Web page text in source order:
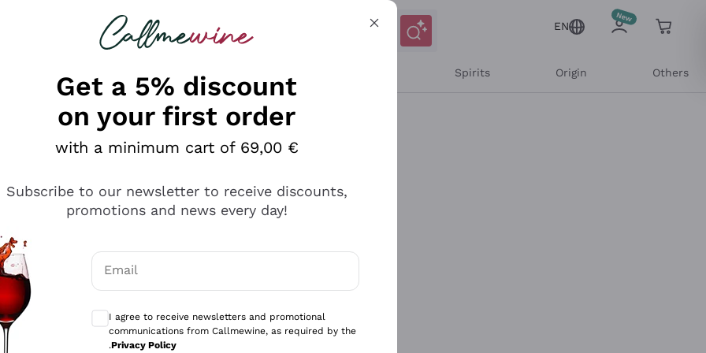
looking for
EN
Spirits Origin Others
Get a 5% discount
on your first order
with a minimum cart of 69,00 €
Subscribe to our newsletter to receive discounts,
promotions and news every day!
Email
I agree to receive newsletters and promotional
communications from Callmewine, as required by the
.Privacy Policy